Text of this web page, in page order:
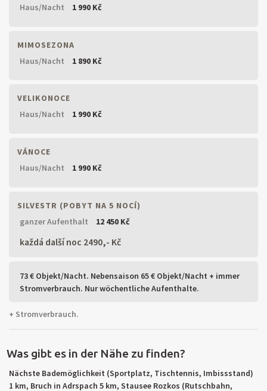
Haus/Nacht
1 990 Kč
MIMOSEZONA
Haus/Nacht
1 890 Kč
VELIKONOCE
Haus/Nacht
1 990 Kč
VÁNOCE
Haus/Nacht
1 990 Kč
SILVESTR (POBYT NA 5 NOCÍ)
ganzer Aufenthalt
12 450 Kč
každá další noc 2490,- Kč
73 € Objekt/Nacht. Nebensaison 65 € Objekt/Nacht + immer
Stromverbrauch. Nur wöchentliche Aufenthalte.
+ Stromverbrauch.
Was gibt es in der Nähe zu finden?
Nächste Bademöglichkeit (Sportplatz, Tischtennis, Imbissstand)
1 km, Bruch in Adrspach 5 km, Stausee Rozkos (Rutschbahn,